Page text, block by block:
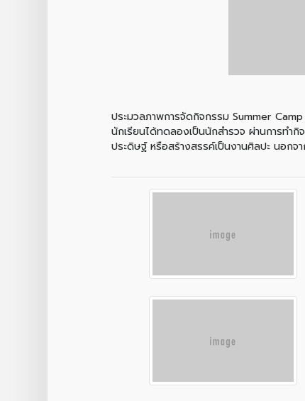
ประมวลภาพการจัดกิจกรรม Summer
นักเรียนได้ทดลองเป็นนักสำรวจ ผ่านการทำ
ประดิษฐ์ หรือสร้างสรรค์เป็นงานศิลปะ นอก